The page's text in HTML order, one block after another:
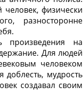
физически
разносторонне
произведения на
Для людей
человеком
мудрость
создавал своим